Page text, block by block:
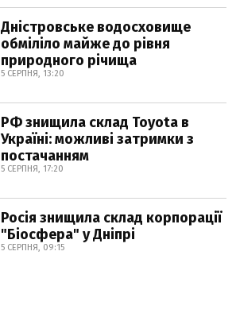
Дністровське водосховище
обміліло майже до рівня
природного річища
5 СЕРПНЯ, 13:20
РФ знищила склад Toyota в
Україні: можливі затримки з
постачанням
5 СЕРПНЯ, 17:20
Росія знищила склад корпорації
"Біосфера" у Дніпрі
5 СЕРПНЯ, 09:15